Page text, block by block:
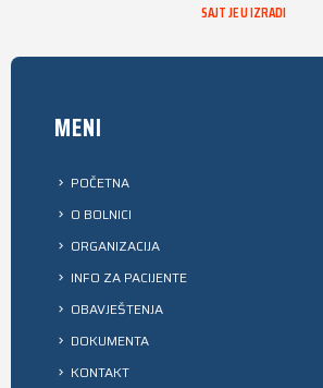
SAJT JE U IZRADI
MENI
POČETNA
O BOLNICI
ORGANIZACIJA
INFO ZA PACIJENTE
OBAVJEŠTENJA
DOKUMENTA
KONTAKT